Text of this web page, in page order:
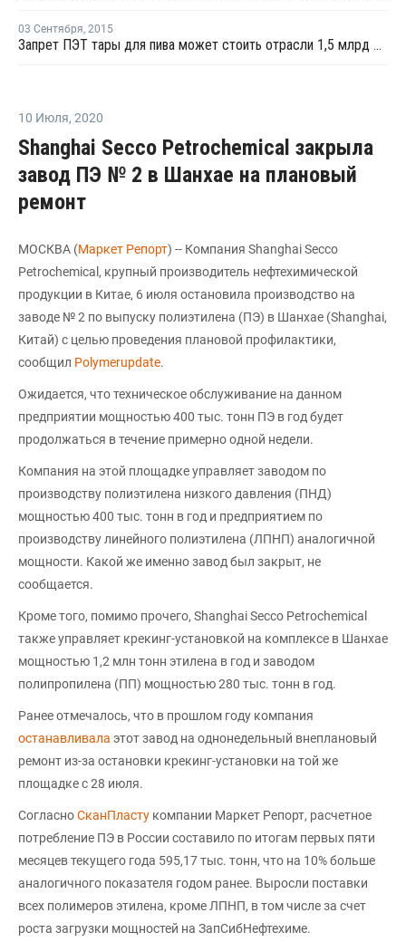
03 Сентября, 2015
Запрет ПЭТ тары для пива может стоить отрасли 1,5 млрд рублей
10 Июля, 2020
Shanghai Secco Petrochemical закрыла
завод ПЭ № 2 в Шанхае на плановый
ремонт
МОСКВА (Маркет Репорт) -- Компания Shanghai Secco
Petrochemical, крупный производитель нефтехимической
продукции в Китае, 6 июля остановила производство на
заводе № 2 по выпуску полиэтилена (ПЭ) в Шанхае (Shanghai,
Китай) с целью проведения плановой профилактики,
сообщил Polymerupdate.
Ожидается, что техническое обслуживание на данном
предприятии мощностью 400 тыс. тонн ПЭ в год будет
продолжаться в течение примерно одной недели.
Компания на этой площадке управляет заводом по
производству полиэтилена низкого давления (ПНД)
мощностью 400 тыс. тонн в год и предприятием по
производству линейного полиэтилена (ЛПНП) аналогичной
мощности. Какой же именно завод был закрыт, не
сообщается.
Кроме того, помимо прочего, Shanghai Secco Petrochemical
также управляет крекинг-установкой на комплексе в Шанхае
мощностью 1,2 млн тонн этилена в год и заводом
полипропилена (ПП) мощностью 280 тыс. тонн в год.
Ранее отмечалось, что в прошлом году компания
останавливала этот завод на однонедельный внеплановый
ремонт из-за остановки крекинг-установки на той же
площадке с 28 июля.
СогласноСканПласту компании Маркет Репорт, расчетное
потребление ПЭ в России составило по итогам первых пяти
месяцев текущего года 595,17 тыс. тонн, что на 10% больше
аналогичного показателя годом ранее. Выросли поставки
всех полимеров этилена, кроме ЛПНП, в том числе за счет
роста загрузки мощностей на ЗапСибНефтехиме.